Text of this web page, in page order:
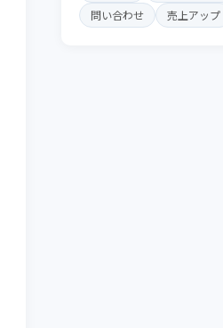
問い合わせ
売上アップ